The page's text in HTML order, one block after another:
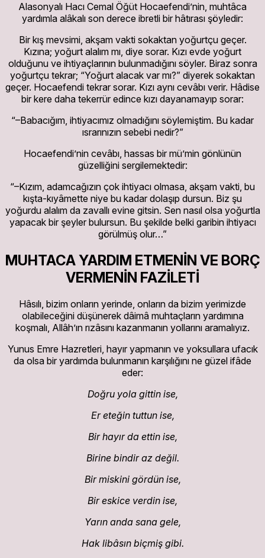
Alasonyalı Hacı Cemal Öğüt Hocaefendi’nin, muhtâca
yardımla alâkalı son derece ibretli bir hâtırası şöyledir:
Bir kış mevsimi, akşam vakti sokaktan yoğurtçu geçer.
Kızına; yoğurt alalım mı, diye sorar. Kızı evde yoğurt
olduğunu ve ihtiyaçlarının bulunmadığını söyler. Biraz sonra
yoğurtçu tekrar; “Yoğurt alacak var mı?” diyerek sokaktan
geçer. Hocaefendi tekrar sorar. Kızı aynı cevâbı verir. Hâdise
bir kere daha tekerrür edince kızı dayanamayıp sorar:
“–Babacığım, ihtiyacımız olmadığını söylemiştim. Bu kadar
ısrarınızın sebebi nedir?”
Hocaefendi’nin cevâbı, hassas bir mü’min gönlünün
güzelliğini sergilemektedir:
“–Kızım, adamcağızın çok ihtiyacı olmasa, akşam vakti, bu
kışta-kıyâmette niye bu kadar dolaşıp dursun. Biz şu
yoğurdu alalım da zavallı evine gitsin. Sen nasıl olsa yoğurtla
yapacak bir şeyler bulursun. Bu şekilde belki garibin ihtiyacı
görülmüş olur…”
MUHTACA YARDIM ETMENİN VE BORÇ
VERMENİN FAZİLETİ
Hâsılı, bizim onların yerinde, onların da bizim yerimizde
olabileceğini düşünerek dâimâ muhtaçların yardımına
koşmalı, Allâh’ın rızâsını kazanmanın yollarını aramalıyız.
Yunus Emre Hazretleri, hayır yapmanın ve yoksullara ufacık
da olsa bir yardımda bulunmanın karşılığını ne güzel ifâde
eder:
Doğru yola gittin ise,
Er eteğin tuttun ise,
Bir hayır da ettin ise,
Birine bindir az değil.
Bir miskini gördün ise,
Bir eskice verdin ise,
Yarın anda sana gele,
Hak libâsın biçmiş gibi.